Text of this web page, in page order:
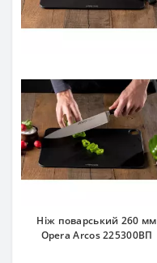
Ніж поварський 260 мм
Opera Arcos 225300ВП